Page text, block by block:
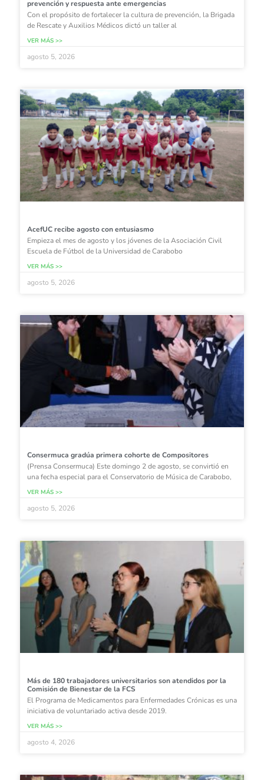
prevención y respuesta ante emergencias
Con el propósito de fortalecer la cultura de prevención, la Brigada
de Rescate y Auxilios Médicos dictó un taller al
VER MÁS >>
agosto 5, 2026
AcefUC recibe agosto con entusiasmo
Empieza el mes de agosto y los jóvenes de la Asociación Civil
Escuela de Fútbol de la Universidad de Carabobo
VER MÁS >>
agosto 5, 2026
Consermuca gradúa primera cohorte de Compositores
(Prensa Consermuca) Este domingo 2 de agosto, se convirtió en
una fecha especial para el Conservatorio de Música de Carabobo,
VER MÁS >>
agosto 5, 2026
Más de 180 trabajadores universitarios son atendidos por la
Comisión de Bienestar de la FCS
El Programa de Medicamentos para Enfermedades Crónicas es una
iniciativa de voluntariado activa desde 2019.
VER MÁS >>
agosto 4, 2026